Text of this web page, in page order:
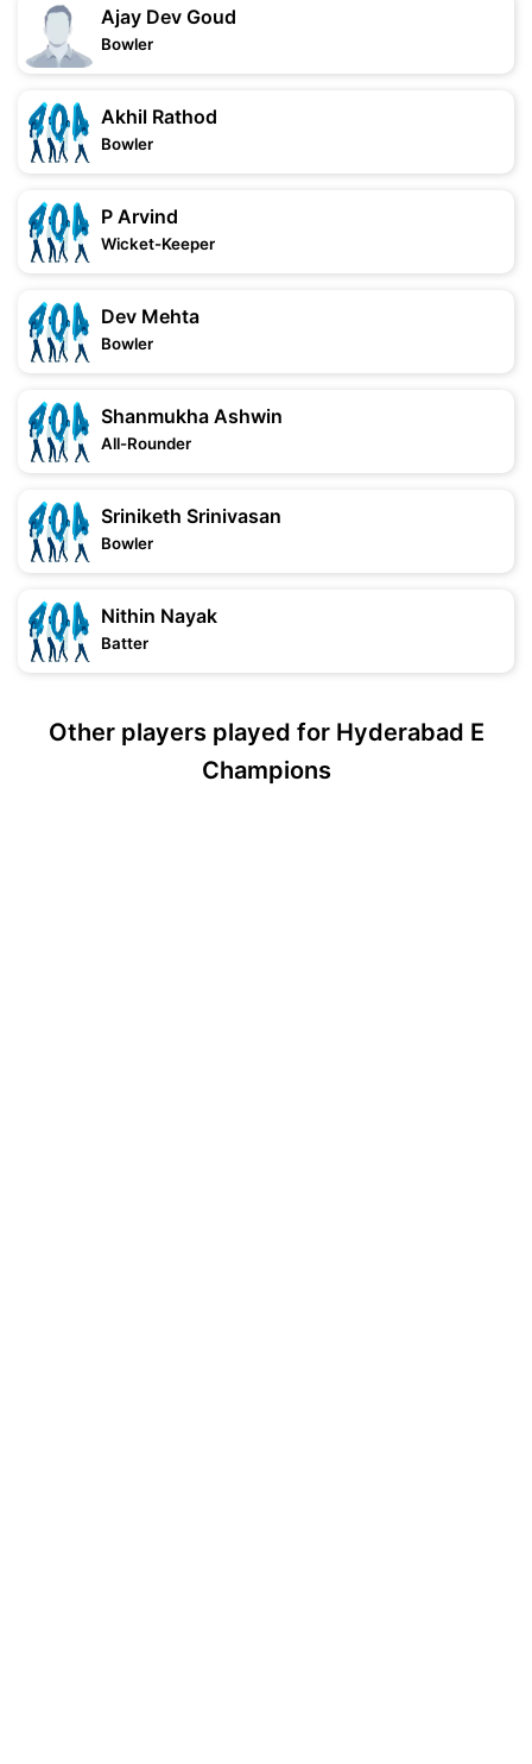
Ajay Dev Goud
Bowler
Akhil Rathod
Bowler
P Arvind
Wicket-Keeper
Dev Mehta
Bowler
Shanmukha Ashwin
All-Rounder
Sriniketh Srinivasan
Bowler
Nithin Nayak
Batter
Other players played for Hyderabad E
Champions